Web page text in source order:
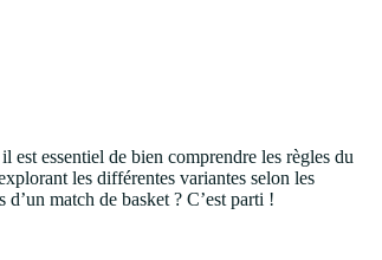
essentiel de bien comprendre les règles du
les différentes variantes selon les
match de basket ? C’est parti !